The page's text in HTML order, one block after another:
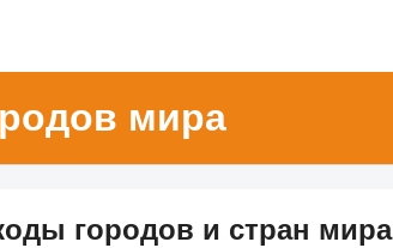
мира
городов и стран мира